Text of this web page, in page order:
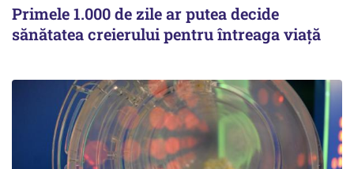
Primele 1.000 de zile ar putea decide
sănătatea creierului pentru întreaga viață